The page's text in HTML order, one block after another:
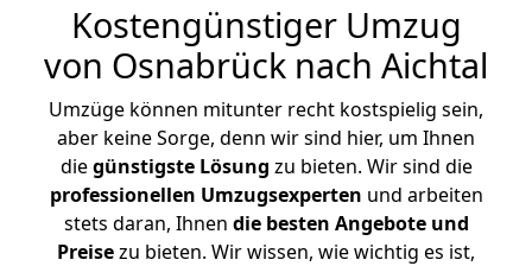
Kostengünstiger Umzug
von Osnabrück nach Aichtal
Umzüge können mitunter recht kostspielig sein,
aber keine Sorge, denn wir sind hier, um Ihnen
diegünstigste Lösung zu bieten. Wir sind die
professionellen Umzugsexperten und arbeiten
stets daran, Ihnen die besten Angebote und
Preisezu bieten. Wir wissen, wie wichtig es ist,